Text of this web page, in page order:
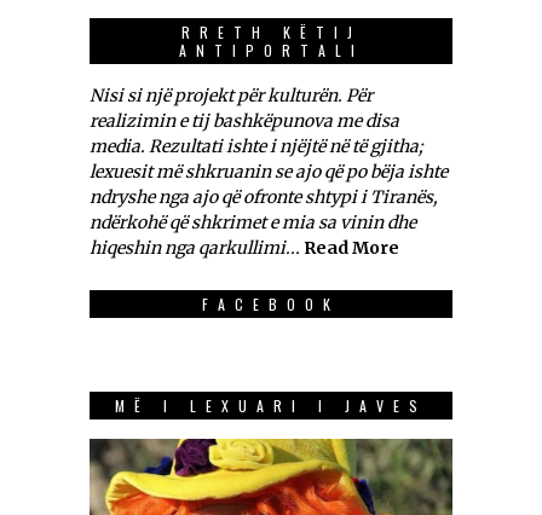
RRETH KËTIJ
ANTIPORTALI
Nisi si një projekt për kulturën. Për
realizimin e tij bashkëpunova me disa
media. Rezultati ishte i njëjtë në të gjitha;
lexuesit më shkruanin se ajo që po bëja ishte
ndryshe nga ajo që ofronte shtypi i Tiranës,
ndërkohë që shkrimet e mia sa vinin dhe
hiqeshin nga qarkullimi... Read More
FACEBOOK
MË I LEXUARI I JAVES